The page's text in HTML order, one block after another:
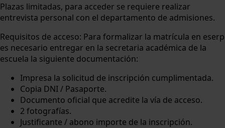
Plazas limitadas, para acceder se requiere realizar
entrevista personal con el departamento de admisiones.
Requisitos de acceso: Para formalizar la matrícula en eserp
es necesario entregar en la secretaria académica de la
escuela la siguiente documentación:
Impresa la solicitud de inscripción cumplimentada.
Copia DNI / Pasaporte.
Documento oficial que acredite la vía de acceso.
2 fotografías.
Justificante / abono importe de la inscripción.